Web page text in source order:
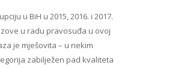
u BiH u 2015, 2016. i 2017.
u radu pravosuđa u ovoj
je mješovita – u nekim
zabilježen pad kvaliteta